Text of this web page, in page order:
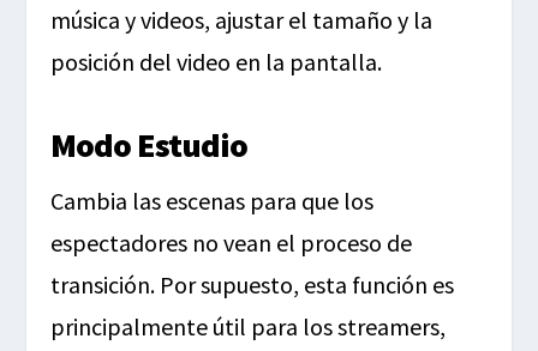
música y videos, ajustar el tamaño y la
posición del video en la pantalla.
Modo Estudio
Cambia las escenas para que los
espectadores no vean el proceso de
transición. Por supuesto, esta función es
principalmente útil para los streamers,